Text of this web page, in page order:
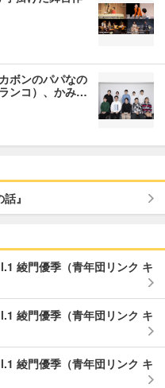
ボンのパパなの
ンコ）、かみ…
』
綾門優季（青年団リンク キ
綾門優季（青年団リンク キ
綾門優季（青年団リンク キ